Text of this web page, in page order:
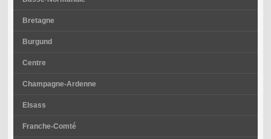
Bretagne
Burgund
Centre
Champagne-Ardenne
Elsass
Franche-Comté